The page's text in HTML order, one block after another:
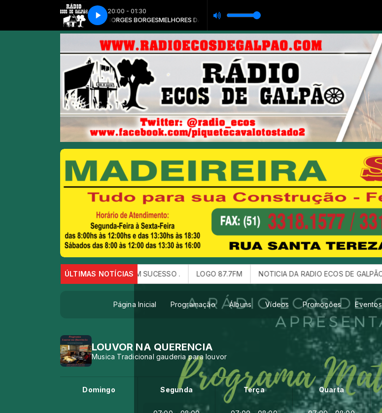
20:00 - 01:30
DE GALPÃO com ABRAÃO BORGES BORGESMELHORES DA ECOS DE GALPÃO com ABRAÃO BORGES BORGES
GAROTOS - VOCÊ DISSE QUE NÃOTCHÊ GAROTOS - VOCÊ DISSE QUE NÃO
ÚLTIMAS NOTÍCIAS
DIA 10 DE AGOSTO FOI UM SUCESSO . LOGO 87.7FM NOTICIA DA RADIO ECOS DE GALPÃO FM87,7
Página Inicial Programação Álbuns Vídeos Promoções Eventos
LOUVOR NA QUERENCIA
Musica Tradicional gauderia para louvor
Domingo Segunda Terça Quarta